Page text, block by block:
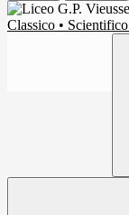
Classico •